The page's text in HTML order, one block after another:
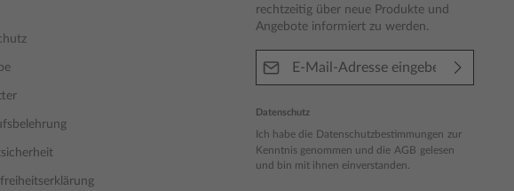
rechtzeitig über neue Produkte und
Angebote informiert zu werden.
Datenschutz
Ich habe die Datenschutzbestimmungen zur
Kenntnis genommen und die AGB gelesen
und bin mit ihnen einverstanden.